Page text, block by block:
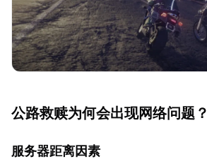
公路救赎为何会出现网络问题？
服务器距离因素